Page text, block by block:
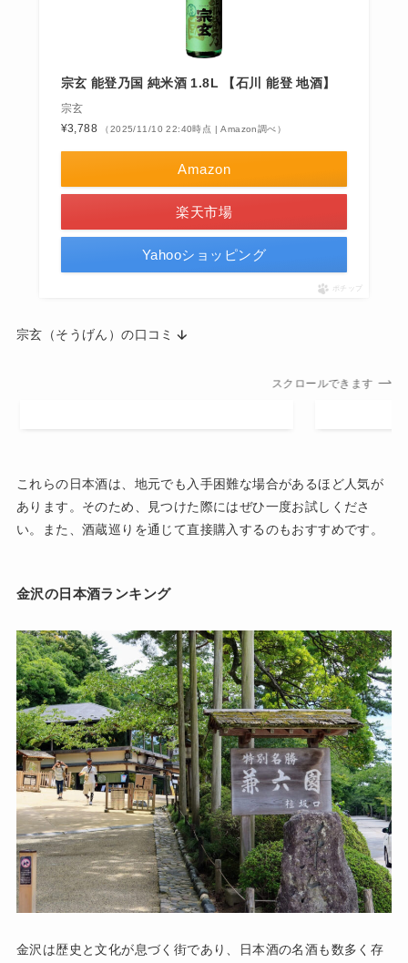
宗玄 能登乃国 純米酒 1.8L 【石川 能登 地酒】
宗玄
¥3,788
（2025/11/10 22:40時点 | Amazon調べ）
Amazon
楽天市場
Yahooショッピング
ポチップ
宗玄（そうげん）の口コミ
スクロールできます
これらの日本酒は、地元でも入手困難な場合があるほど人気が
あります。そのため、見つけた際にはぜひ一度お試しくださ
い。また、酒蔵巡りを通じて直接購入するのもおすすめです。
金沢の日本酒ランキング
金沢は歴史と文化が息づく街であり、日本酒の名酒も数多く存